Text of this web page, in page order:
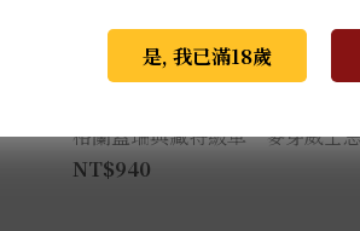
格蘭蓋瑞典藏特級單一麥芽威士
NT$940
是, 我已滿18歲